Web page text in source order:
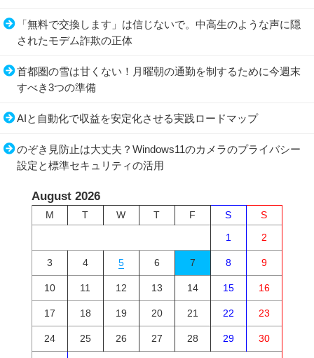
「無料で交換します」は信じないで。中高生のような声に隠
されたモデム詐欺の正体
首都圏の雪は甘くない！月曜朝の通勤を制するために今週末
すべき3つの準備
AIと自動化で収益を安定化させる実践ロードマップ
のぞき見防止は大丈夫？Windows11のカメラのプライバシー
設定と標準セキュリティの活用
August 2026
M T W T F S
S
1
2
3 4 5 6 7 8 9
10 11 12 13 14 15 16
17 18 19 20 21 22 23
24 25 26 27 28 29 30